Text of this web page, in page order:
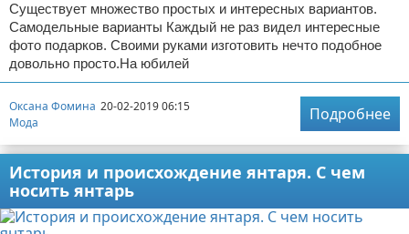
Существует множество простых и интересных вариантов.
Самодельные варианты Каждый не раз видел интересные
фото подарков. Своими руками изготовить нечто подобное
довольно просто.На юбилей
Оксана Фомина 20-02-2019 06:15
Мода
Подробнее
История и происхождение янтаря. С чем
носить янтарь